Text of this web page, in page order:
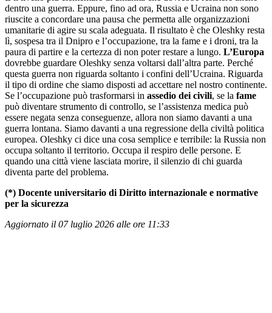
dentro una guerra. Eppure, fino ad ora, Russia e Ucraina non sono
riuscite a concordare una pausa che permetta alle organizzazioni
umanitarie di agire su scala adeguata. Il risultato è che Oleshky resta
lì, sospesa tra il Dnipro e l’occupazione, tra la fame e i droni, tra la
paura di partire e la certezza di non poter restare a lungo. L’Europa
dovrebbe guardare Oleshky senza voltarsi dall’altra parte. Perché
questa guerra non riguarda soltanto i confini dell’Ucraina. Riguarda
il tipo di ordine che siamo disposti ad accettare nel nostro continente.
Se l’occupazione può trasformarsi in assedio dei civili, se la fame
può diventare strumento di controllo, se l’assistenza medica può
essere negata senza conseguenze, allora non siamo davanti a una
guerra lontana. Siamo davanti a una regressione della civiltà politica
europea. Oleshky ci dice una cosa semplice e terribile: la Russia non
occupa soltanto il territorio. Occupa il respiro delle persone. E
quando una città viene lasciata morire, il silenzio di chi guarda
diventa parte del problema.
(*) Docente universitario di Diritto internazionale e normative
per la sicurezza
Aggiornato il 07 luglio 2026 alle ore 11:33